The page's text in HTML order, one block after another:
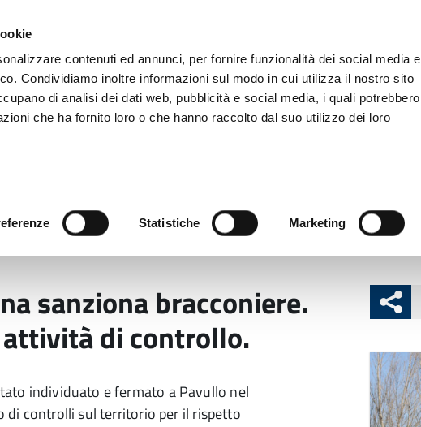
contenuti ed annunci, per fornire funzionalità dei social media e
Condividiamo inoltre informazioni sul modo in cui utilizza il nostro sito
di analisi dei dati web, pubblicità e social media, i quali potrebbero
che ha fornito loro o che hanno raccolto dal suo utilizzo dei loro
Statistiche Marketing
sanziona bracconiere.
di controllo.
individuato e fermato a Pavullo nel
di controlli sul territorio per il rispetto